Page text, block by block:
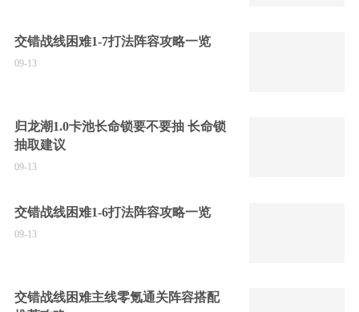
交错战线困难1-7打法阵容攻略一览
09-13
归龙潮1.0卡池长命锁要不要抽 长命锁
抽取建议
09-13
交错战线困难1-6打法阵容攻略一览
09-13
交错战线困难主线零氪通关阵容搭配